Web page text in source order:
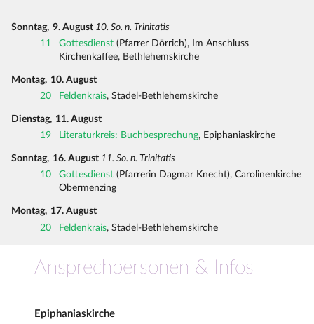
Sonntag, 9. August 10. So. n. Trinitatis
11
Gottesdienst (Pfarrer Dörrich), Im Anschluss
Kirchenkaffee, Bethlehemskirche
Montag, 10. August
20
Feldenkrais, Stadel-Bethlehemskirche
Dienstag, 11. August
19
Literaturkreis: Buchbesprechung, Epiphaniaskirche
Sonntag, 16. August 11. So. n. Trinitatis
10
Gottesdienst (Pfarrerin Dagmar Knecht), Carolinenkirche
Obermenzing
Montag, 17. August
20
Feldenkrais, Stadel-Bethlehemskirche
Ansprechpersonen & Infos
Epiphaniaskirche